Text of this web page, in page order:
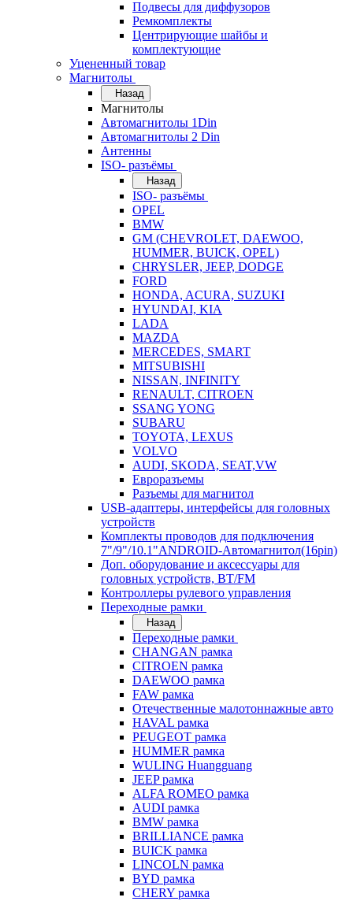
Подвесы для диффузоров
Ремкомплекты
Центрирующие шайбы и
комплектующие
Уцененный товар
Магнитолы
Назад
Магнитолы
Автомагнитолы 1Din
Автомагнитолы 2 Din
Антенны
ISO- разъёмы
Назад
ISO- разъёмы
OPEL
BMW
GM (CHEVROLET, DAEWOO,
HUMMER, BUICK, OPEL)
CHRYSLER, JEEP, DODGE
FORD
HONDA, ACURA, SUZUKI
HYUNDAI, KIA
LADA
MAZDA
MERCEDES, SMART
MITSUBISHI
NISSAN, INFINITY
RENAULT, CITROEN
SSANG YONG
SUBARU
TOYOTA, LEXUS
VOLVO
AUDI, SKODA, SEAT,VW
Евроразъемы
Разъемы для магнитол
USB-адаптеры, интерфейсы для головных
устройств
Комплекты проводов для подключения
7"/9"/10.1"ANDROID-Автомагнитол(16pin)
Доп. оборудование и аксессуары для
головных устройств, BT/FM
Контроллеры рулевого управления
Переходные рамки
Назад
Переходные рамки
CHANGAN рамка
CITROEN рамка
DAEWOO рамка
FAW рамка
Отечественные малотоннажные авто
HAVAL рамка
PEUGEOT рамка
HUMMER рамка
WULING Huangguang
JEEP рамка
ALFA ROMEO рамка
AUDI рамка
BMW рамка
BRILLIANCE рамка
BUICK рамка
LINCOLN рамка
BYD рамка
CHERY рамка